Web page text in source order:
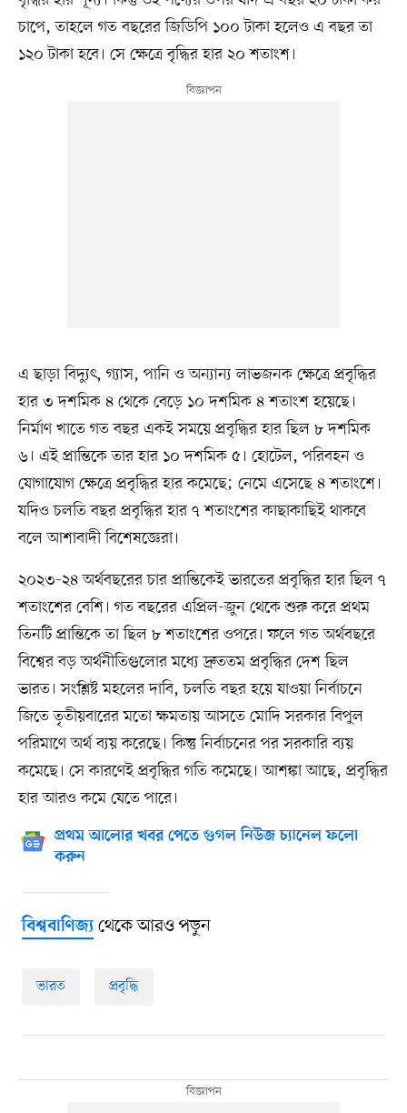
চাপে, তাহলে গত বছরের জিডিপি ১০০ টাকা হলেও এ বছর তা
১২০ টাকা হবে। সে ক্ষেত্রে বৃদ্ধির হার ২০ শতাংশ।
এ ছাড়া বিদ্যুৎ, গ্যাস, পানি ও অন্যান্য লাভজনক ক্ষেত্রে প্রবৃদ্ধির
হার ৩ দশমিক ৪ থেকে বেড়ে ১০ দশমিক ৪ শতাংশ হয়েছে।
নির্মাণ খাতে গত বছর একই সময়ে প্রবৃদ্ধির হার ছিল ৮ দশমিক
৬। এই প্রান্তিকে তার হার ১০ দশমিক ৫। হোটেল, পরিবহন ও
যোগাযোগ ক্ষেত্রে প্রবৃদ্ধির হার কমেছে; নেমে এসেছে ৪ শতাংশে।
যদিও চলতি বছর প্রবৃদ্ধির হার ৭ শতাংশের কাছাকাছিই থাকবে
বলে আশাবাদী বিশেষজ্ঞেরা।
২০২৩-২৪ অর্থবছরের চার প্রান্তিকেই ভারতের প্রবৃদ্ধির হার ছিল ৭
শতাংশের বেশি। গত বছরের এপ্রিল-জুন থেকে শুরু করে প্রথম
তিনটি প্রান্তিকে তা ছিল ৮ শতাংশের ওপরে। ফলে গত অর্থবছরে
বিশ্বের বড় অর্থনীতিগুলোর মধ্যে দ্রুততম প্রবৃদ্ধির দেশ ছিল
ভারত। সংশ্লিষ্ট মহলের দাবি, চলতি বছর হয়ে যাওয়া নির্বাচনে
জিতে তৃতীয়বারের মতো ক্ষমতায় আসতে মোদি সরকার বিপুল
পরিমাণে অর্থ ব্যয় করেছে। কিন্তু নির্বাচনের পর সরকারি ব্যয়
কমেছে। সে কারণেই প্রবৃদ্ধির গতি কমেছে। আশঙ্কা আছে, প্রবৃদ্ধির
হার আরও কমে যেতে পারে।
প্রথম আলোর খবর পেতে গুগল নিউজ চ্যানেল ফলো
করুন
বিশ্ববাণিজ্যথেকে আরও পড়ুন
ভারত প্রবৃদ্ধি